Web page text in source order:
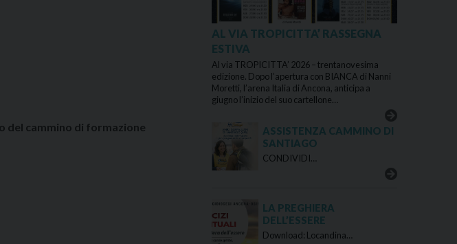
del cammino di formazione
AL VIA TROPICITTA’ RASSEGNA
ESTIVA
Al via TROPICITTA’ 2026 – trentanovesima
edizione. Dopo l’apertura con BIANCA di Nanni
Moretti, l’arena Italia di Ancona, anticipa a
giugno l’inizio del suo cartellone…
ASSISTENZA CAMMINO DI
SANTIAGO
CONDIVIDI…
LA PREGHIERA
DELL’ESSERE
Download: Locandina…